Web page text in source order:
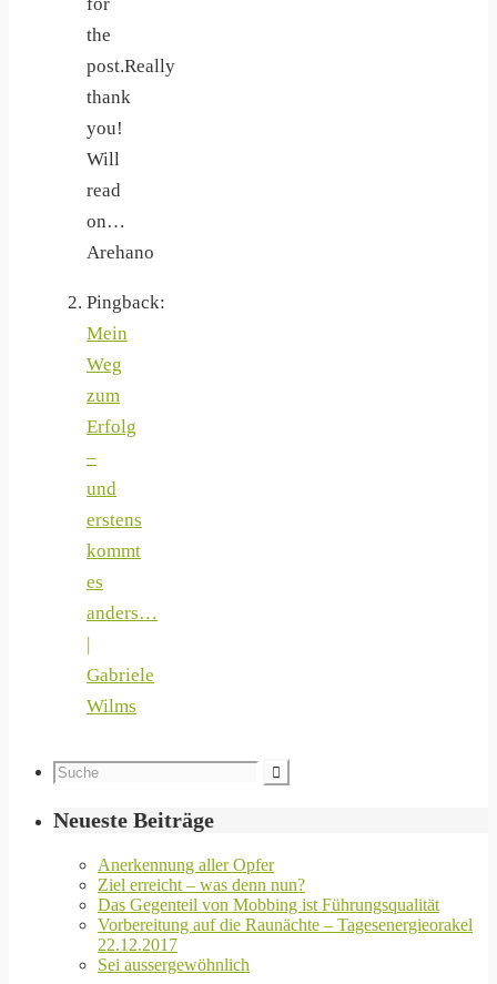
the
post.Really
thank
you!
Will
read
on…
Arehano
Pingback:
Mein
Weg
zum
Erfolg
–
und
erstens
kommt
es
anders…
|
Gabriele
Wilms
Neueste Beiträge
Anerkennung aller Opfer
Ziel erreicht – was denn nun?
Das Gegenteil von Mobbing ist Führungsqualität
Vorbereitung auf die Raunächte – Tagesenergieorakel
22.12.2017
Sei aussergewöhnlich